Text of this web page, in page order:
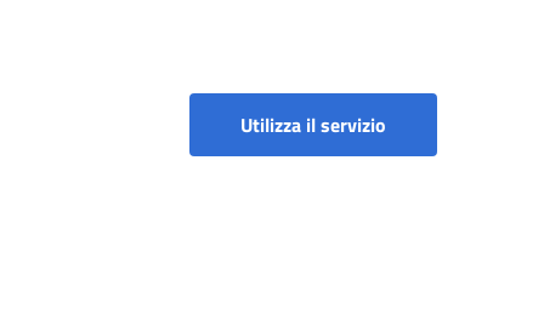
Utilizza il servizio